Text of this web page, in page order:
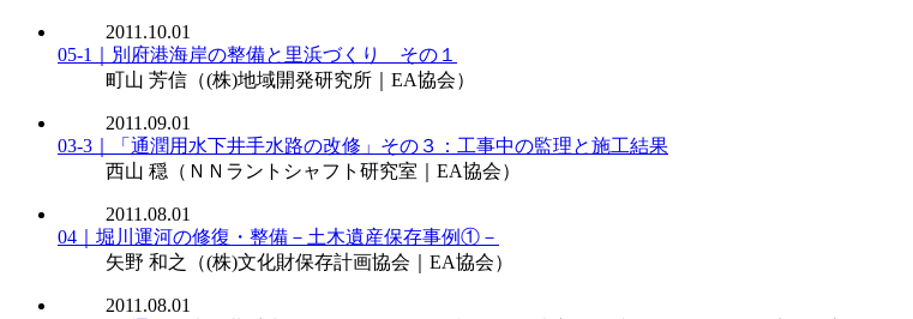
2011.10.01
05-1｜別府港海岸の整備と里浜づくり その１
町山 芳信 （(株)地域開発研究所｜EA協会）
2011.09.01
03-3｜「通潤用水下井手水路の改修」その３：工事中の監理と施工結果
西山 穏 （ＮＮラントシャフト研究室｜EA協会）
2011.08.01
04｜堀川運河の修復・整備－土木遺産保存事例①－
矢野 和之
（(株)文化財保存計画協会｜EA協会）
2011.08.01